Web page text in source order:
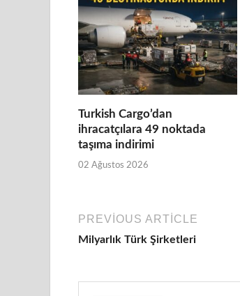
Turkish Cargo’dan
ihracatçılara 49 noktada
taşıma indirimi
02 Ağustos 2026
PREVIOUS ARTICLE
Milyarlık Türk Şirketleri